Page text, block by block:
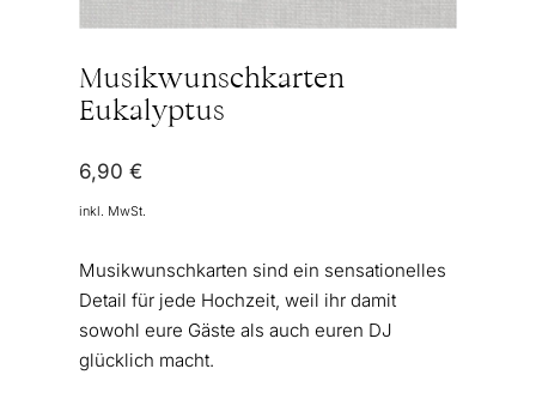
Musikwunschkarten
Eukalyptus
6,90 €
inkl. MwSt.
Musikwunschkarten sind ein sensationelles
Detail für jede Hochzeit, weil ihr damit
sowohl eure Gäste als auch euren DJ
glücklich macht.